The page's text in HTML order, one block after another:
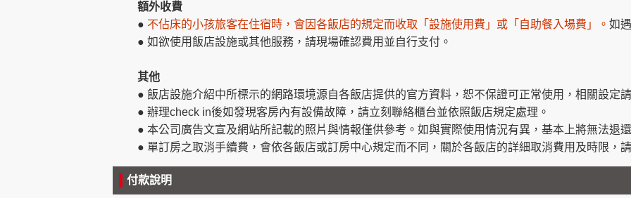
額外收費
● 不佔床的小孩旅客在住宿時，會因各飯店的規定而收取「設施使用費」或「自助餐入場費」。 如
● 如欲使用飯店設施或其他服務，請現場確認費用並自行支付。
其他
● 飯店設施介紹中所標示的網路環境源自各飯店提供的官方資料，恕不保證可正常使用，相關設定
● 辦理check in後如發現客房內有設備故障，請立刻聯絡櫃台並依照飯店規定處理。
● 本公司廣告文宣及網站所記載的照片與情報僅供參考。如與實際使用情況有異，基本上將無法退
● 單訂房之取消手續費，會依各飯店或訂房中心規定而不同，關於各飯店的詳細取消費用及時限，
付款說明